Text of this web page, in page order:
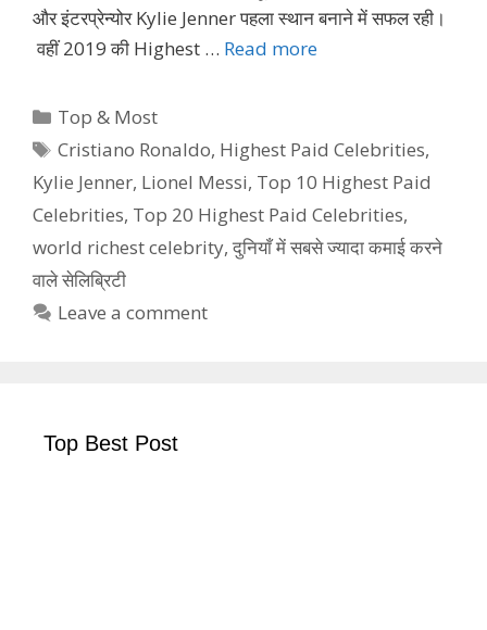
और इंटरप्रेन्योर Kylie Jenner पहला स्थान बनाने में सफल रही।
वहीं 2019 की Highest … Read more
Categories
Top & Most
Tags
Cristiano Ronaldo, Highest Paid Celebrities,
Kylie Jenner, Lionel Messi, Top 10 Highest Paid
Celebrities, Top 20 Highest Paid Celebrities,
world richest celebrity, दुनियाँ में सबसे ज्यादा कमाई करने
वाले सेलिब्रिटी
Leave a comment
Top Best Post